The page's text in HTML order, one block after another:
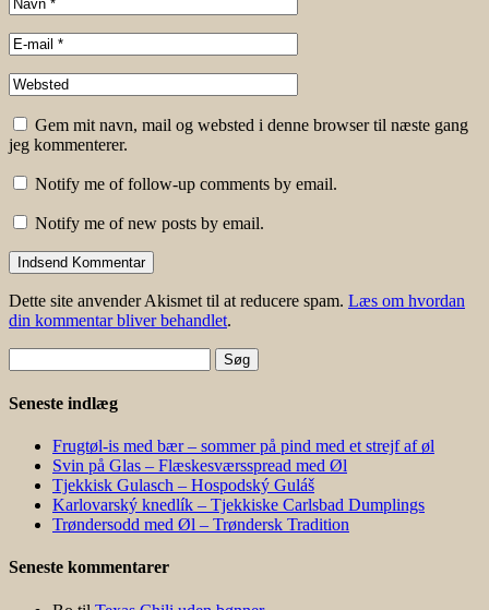
Gem mit navn, mail og websted i denne browser til næste gang
jeg kommenterer.
Notify me of follow-up comments by email.
Notify me of new posts by email.
Dette site anvender Akismet til at reducere spam. Læs om hvordan
din kommentar bliver behandlet.
efter:
Seneste indlæg
Frugtøl-is med bær – sommer på pind med et strejf af øl
Svin på Glas – Flæskesværsspread med Øl
Tjekkisk Gulasch – Hospodský Guláš
Karlovarský knedlík – Tjekkiske Carlsbad Dumplings
Trøndersodd med Øl – Trøndersk Tradition
Seneste kommentarer